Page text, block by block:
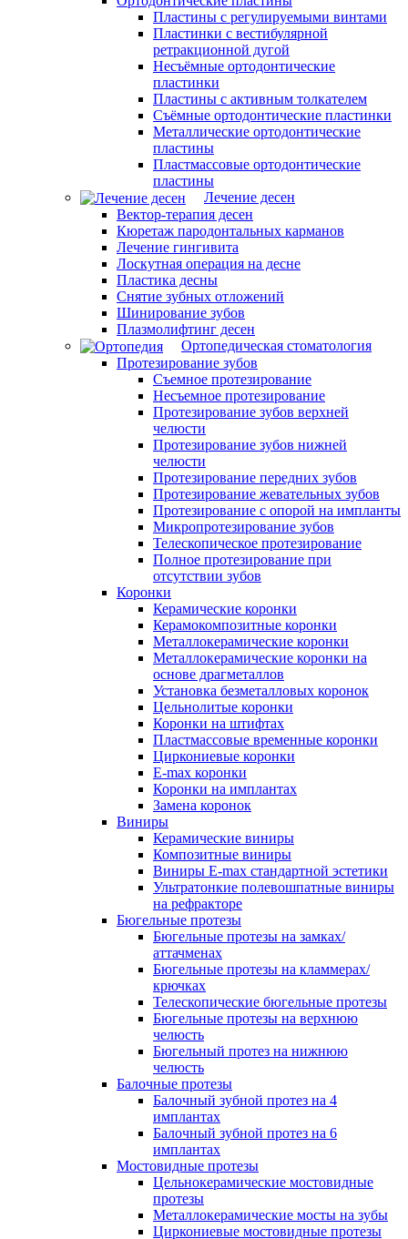
Пластины с регулируемыми винтами
Пластинки с вестибулярной
ретракционной дугой
Несъёмные ортодонтические
пластинки
Пластины с активным толкателем
Съёмные ортодонтические пластинки
Металлические ортодонтические
пластины
Пластмассовые ортодонтические
пластины
Лечение десен
Вектор-терапия десен
Кюретаж пародонтальных карманов
Лечение гингивита
Лоскутная операция на десне
Пластика десны
Снятие зубных отложений
Шинирование зубов
Плазмолифтинг десен
Ортопедическая стоматология
Протезирование зубов
Съемное протезирование
Несъемное протезирование
Протезирование зубов верхней
челюсти
Протезирование зубов нижней
челюсти
Протезирование передних зубов
Протезирование жевательных зубов
Протезирование с опорой на импланты
Микропротезирование зубов
Телескопическое протезирование
Полное протезирование при
отсутствии зубов
Коронки
Керамические коронки
Керамокомпозитные коронки
Металлокерамические коронки
Металлокерамические коронки на
основе драгметаллов
Установка безметалловых коронок
Цельнолитые коронки
Коронки на штифтах
Пластмассовые временные коронки
Циркониевые коронки
E-max коронки
Коронки на имплантах
Замена коронок
Виниры
Керамические виниры
Композитные виниры
Виниры E-max стандартной эстетики
Ультратонкие полевошпатные виниры
на рефракторе
Бюгельные протезы
Бюгельные протезы на замках/
аттачменах
Бюгельные протезы на кламмерах/
крючках
Телескопические бюгельные протезы
Бюгельные протезы на верхнюю
челюсть
Бюгельный протез на нижнюю
челюсть
Балочные протезы
Балочный зубной протез на 4
имплантах
Балочный зубной протез на 6
имплантах
Мостовидные протезы
Цельнокерамические мостовидные
протезы
Металлокерамические мосты на зубы
Циркониевые мостовидные протезы